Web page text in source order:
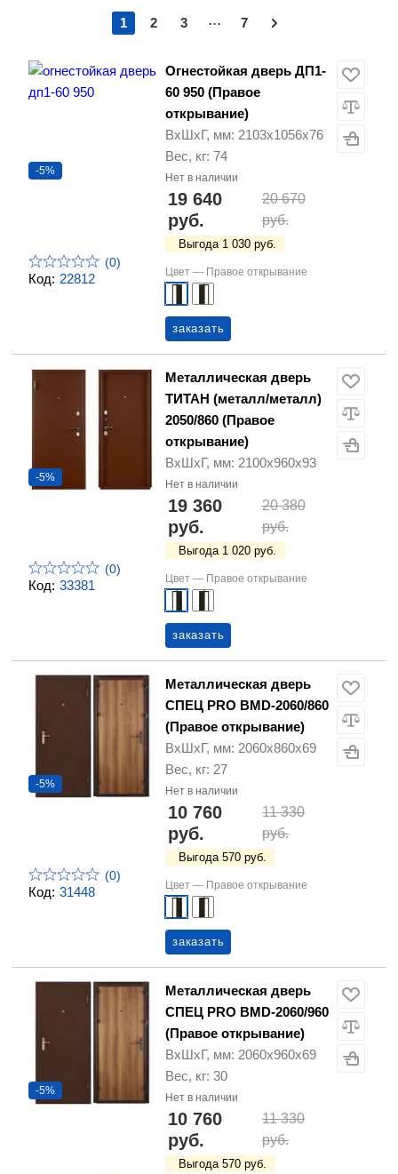
1 2 3 ... 7
Код: 22812
-5%
(0)
Огнестойкая дверь ДП1-
60 950 (Правое
открывание)
ВхШхГ, мм: 2103х1056х76
Вес, кг: 74
Нет в наличии
19 640
руб.
20 670
руб.
Выгода 1 030 руб.
Цвет — Правое открывание
заказать
Код: 33381
-5%
(0)
Металлическая дверь
ТИТАН (металл/металл)
2050/860 (Правое
открывание)
ВхШхГ, мм: 2100х960х93
Нет в наличии
19 360
руб.
20 380
руб.
Выгода 1 020 руб.
Цвет — Правое открывание
заказать
Код: 31448
-5%
(0)
Металлическая дверь
СПЕЦ PRO BMD-2060/860
(Правое открывание)
ВхШхГ, мм: 2060х860х69
Вес, кг: 27
Нет в наличии
10 760
руб.
11 330
руб.
Выгода 570 руб.
Цвет — Правое открывание
заказать
-5%
Металлическая дверь
СПЕЦ PRO BMD-2060/960
(Правое открывание)
ВхШхГ, мм: 2060х960х69
Вес, кг: 30
Нет в наличии
10 760
руб.
11 330
руб.
Выгода 570 руб.